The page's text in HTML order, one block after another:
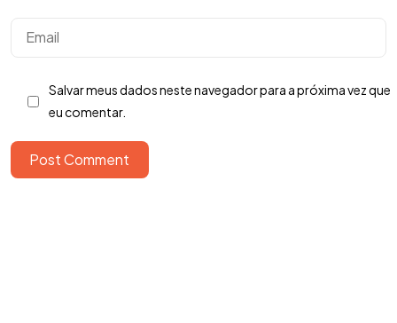
Salvar meus dados neste navegador para a próxima vez que
eu comentar.
Post Comment
Copyright ©2026. Todos Os Direitos Reservados